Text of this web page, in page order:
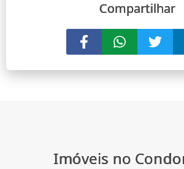
Compartilhar
Imóveis no